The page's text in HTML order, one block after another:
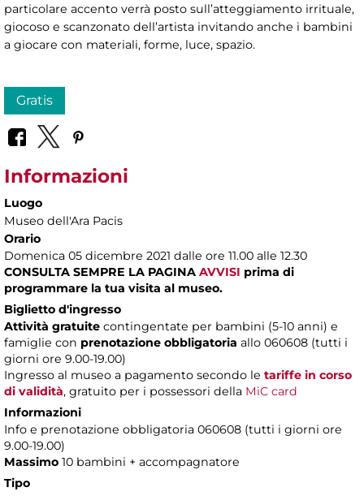
particolare accento verrà posto sull’atteggiamento irrituale,
giocoso e scanzonato dell’artista invitando anche i bambini
a giocare con materiali, forme, luce, spazio.
Gratis
Informazioni
Luogo
Museo dell'Ara Pacis
Orario
Domenica 05 dicembre 2021 dalle ore 11.00 alle 12.30
CONSULTA SEMPRE LA PAGINA AVVISI prima di
programmare la tua visita al museo.
Biglietto d'ingresso
Attività gratuite contingentate per bambini (5-10 anni) e
famiglie con prenotazione obbligatoria allo 060608 (tutti i
giorni ore 9.00-19.00)
Ingresso al museo a pagamento secondo le tariffe in corso
di validità, gratuito per i possessori della MiC card
Informazioni
Info e prenotazione obbligatoria 060608 (tutti i giorni ore
9.00-19.00)
Massimo 10 bambini + accompagnatore
Tipo